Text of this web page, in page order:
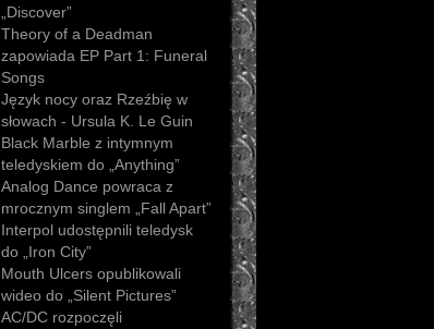
„Discover”
Theory of a Deadman
zapowiada EP Part 1: Funeral
Songs
Język nocy oraz Rzeźbię w
słowach - Ursula K. Le Guin
Black Marble z intymnym
teledyskiem do „Anything”
Analog Dance powraca z
mrocznym singlem „Fall Apart”
Interpol udostępnili teledysk
do „Iron City”
Mouth Ulcers opublikowali
wideo do „Silent Pictures”
AC/DC rozpoczęli